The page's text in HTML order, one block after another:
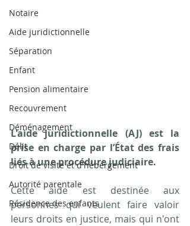
Notaire
Aide juridictionnelle
Séparation
Enfant
Pension alimentaire
Recouvrement
Déménagement
Délit
Droit de visite et d'hébergement
Autorité parentale
Résidence des enfants
L'aide juridictionnelle (AJ) est la
prise en charge par l’État des frais
liés à une procédure judiciaire.
Cette aide est destinée aux
personnes qui veulent faire valoir